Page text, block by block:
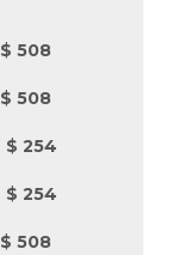
$ 508
$ 508
$ 254
$ 254
$ 508